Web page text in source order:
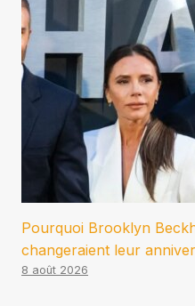
Pourquoi Brooklyn
changeraient leur
8 août 2026